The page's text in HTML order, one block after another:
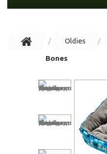
Oldies
Bones